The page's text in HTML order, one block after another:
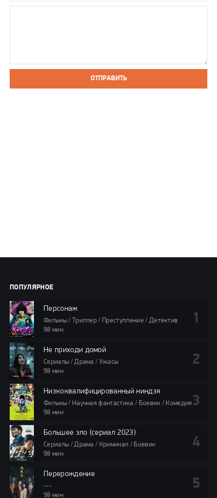
ОТПРАВИТЬ
ПОПУЛЯРНОЕ
Персонаж
Фильмы / Триллер / Преступление / Детектив
98 мин
Не приходи домой
Сериалы / Драма / Ужасы
98 мин
Низкоквалифицированный ниндзя
Фильмы / Научная фантастика / Боевик / Комедия
98 мин
Большее зло (сериал 2023)
Сериалы / Драма / Криминал / Боевик
98 мин
Перерождение
---
98 мин